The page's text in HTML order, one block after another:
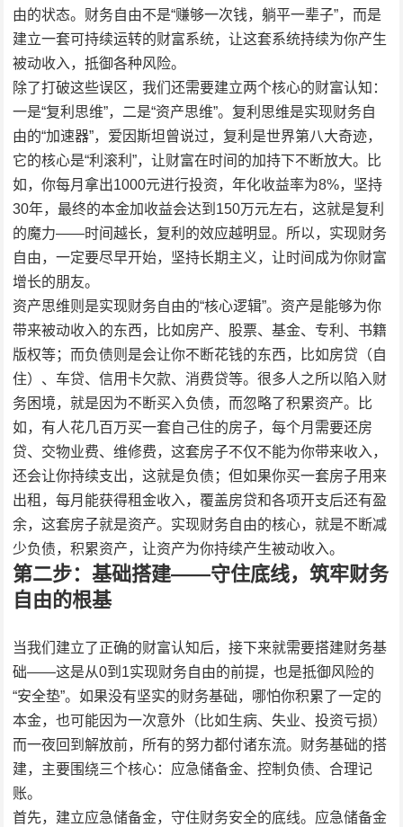
由的状态。财务自由不是“赚够一次钱，躺平一辈子”，而是
建立一套可持续运转的财富系统，让这套系统持续为你产生
被动收入，抵御各种风险。
除了打破这些误区，我们还需要建立两个核心的财富认知：
一是“复利思维”，二是“资产思维”。复利思维是实现财务自
由的“加速器”，爱因斯坦曾说过，复利是世界第八大奇迹，
它的核心是“利滚利”，让财富在时间的加持下不断放大。比
如，你每月拿出1000元进行投资，年化收益率为8%，坚持
30年，最终的本金加收益会达到150万元左右，这就是复利
的魔力——时间越长，复利的效应越明显。所以，实现财务
自由，一定要尽早开始，坚持长期主义，让时间成为你财富
增长的朋友。
资产思维则是实现财务自由的“核心逻辑”。资产是能够为你
带来被动收入的东西，比如房产、股票、基金、专利、书籍
版权等；而负债则是会让你不断花钱的东西，比如房贷（自
住）、车贷、信用卡欠款、消费贷等。很多人之所以陷入财
务困境，就是因为不断买入负债，而忽略了积累资产。比
如，有人花几百万买一套自己住的房子，每个月需要还房
贷、交物业费、维修费，这套房子不仅不能为你带来收入，
还会让你持续支出，这就是负债；但如果你买一套房子用来
出租，每月能获得租金收入，覆盖房贷和各项开支后还有盈
余，这套房子就是资产。实现财务自由的核心，就是不断减
少负债，积累资产，让资产为你持续产生被动收入。
第二步：基础搭建——守住底线，筑牢财务
自由的根基
当我们建立了正确的财富认知后，接下来就需要搭建财务基
础——这是从0到1实现财务自由的前提，也是抵御风险的
“安全垫”。如果没有坚实的财务基础，哪怕你积累了一定的
本金，也可能因为一次意外（比如生病、失业、投资亏损）
而一夜回到解放前，所有的努力都付诸东流。财务基础的搭
建，主要围绕三个核心：应急储备金、控制负债、合理记
账。
首先，建立应急储备金，守住财务安全的底线。应急储备金